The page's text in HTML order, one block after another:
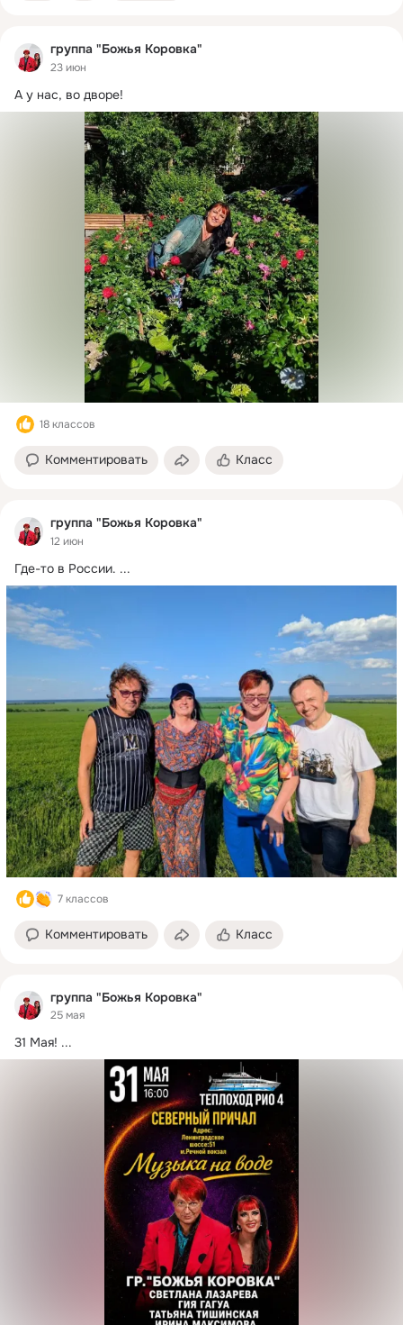
группа "Божья Коровка"
23 июн
А у нас, во дворе!
18 классов
Комментировать Класс
группа "Божья Коровка"
12 июн
Где-то в России. ...
7 классов
Комментировать Класс
группа "Божья Коровка"
25 мая
31 Мая! ...